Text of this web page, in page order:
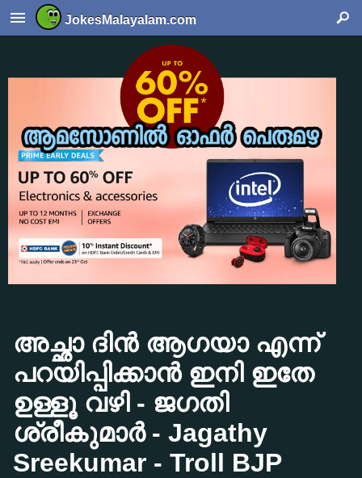
JokesMalayalam.com
അച്ഛാ ദിൻ ആഗയാ എന്ന്
പറയിപ്പിക്കാൻ ഇനി ഇതേ
ഉള്ളൂ വഴി - ജഗതി
ശ്രീകുമാര്‍ - Jagathy
Sreekumar - Troll BJP